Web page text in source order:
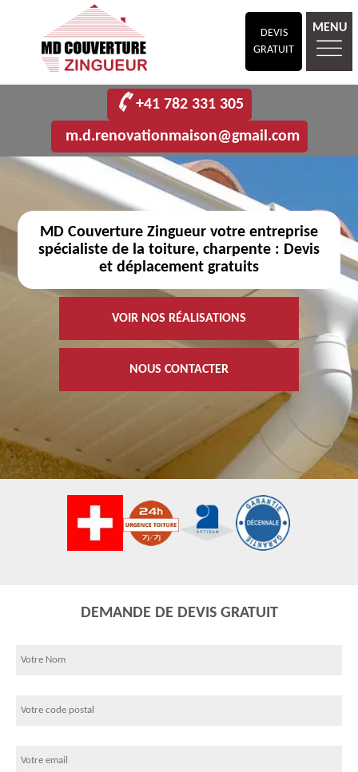
DEVIS
GRATUIT
MENU
+41 782 331 305
m.d.renovationmaison@gmail.com
MD Couverture Zingueur votre entreprise
spécialiste de la toiture, charpente : Devis
et déplacement gratuits
VOIR NOS RÉALISATIONS
NOUS CONTACTER
DEMANDE DE DEVIS GRATUIT